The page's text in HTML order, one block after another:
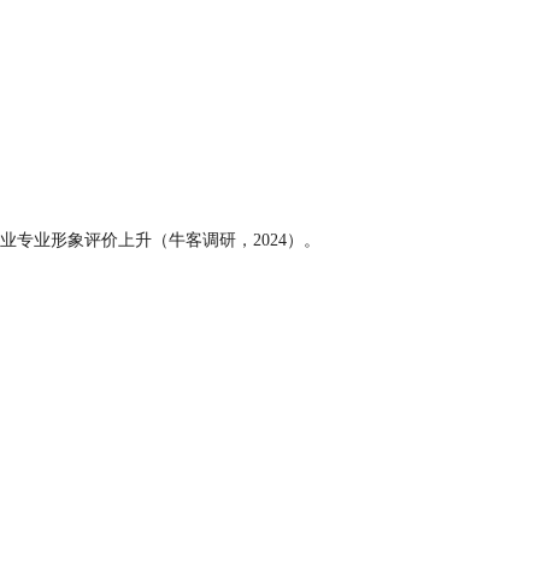
业形象评价上升（牛客调研，2024）。